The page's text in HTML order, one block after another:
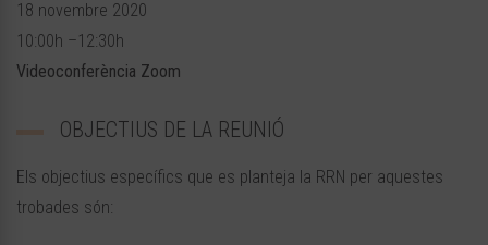
18 novembre 2020
10:00h –12:30h
Videoconferència Zoom
OBJECTIUS DE LA REUNIÓ
Els objectius específics que es planteja la RRN per aquestes
trobades són: